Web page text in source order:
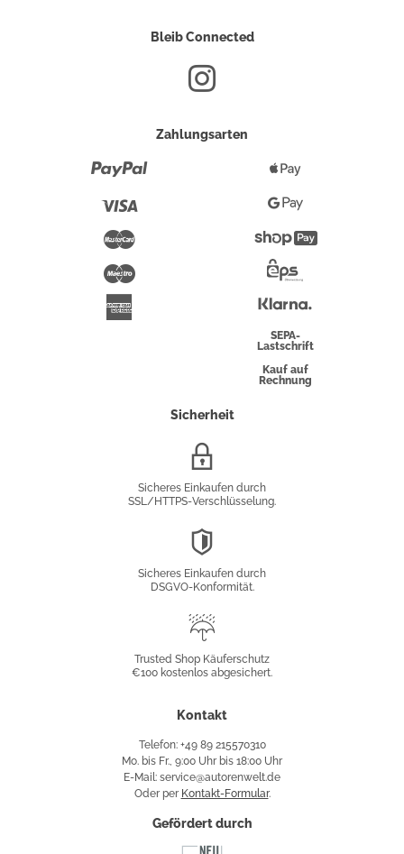
Bleib Connected
Zahlungsarten
Maestro
Pay
Google
Pay
Überweisung
SEPA-
Lastschrift
Kauf auf
Rechnung
Sicherheit
Sicheres Einkaufen durch
SSL/HTTPS-Verschlüsselung.
Sicheres Einkaufen durch
DSGVO-Konformität.
Käuferschutz
Trusted Shop Käuferschutz
€100 kostenlos abgesichert.
Kontakt
Telefon: +49 89 215570310
Mo. bis Fr., 9:00 Uhr bis 18:00 Uhr
E-Mail: service@autorenwelt.de
Oder per Kontakt-Formular.
Gefördert durch